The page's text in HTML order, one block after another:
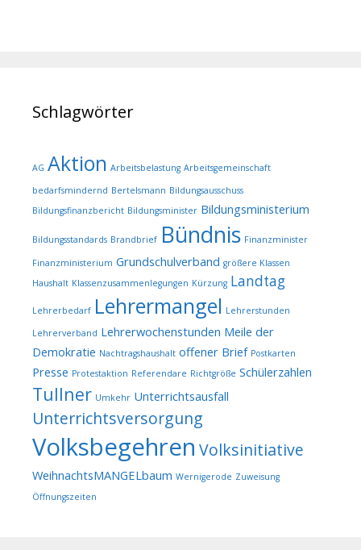
Schlagwörter
AG Aktion Arbeitsbelastung Arbeitsgemeinschaft
bedarfsmindernd Bertelsmann Bildungsausschuss
Bildungsfinanzbericht Bildungsminister Bildungsministerium
Bildungsstandards Brandbrief Bündnis Finanzminister
Finanzministerium Grundschulverband größere Klassen
Haushalt Klassenzusammenlegungen Kürzung Landtag
Lehrerbedarf Lehrermangel Lehrerstunden
Lehrerverband Lehrerwochenstunden Meile der
Demokratie Nachtragshaushalt offener Brief Postkarten
Presse Protestaktion Referendare Richtgröße Schülerzahlen
Tullner Umkehr Unterrichtsausfall
Unterrichtsversorgung
Volksbegehren Volksinitiative
WeihnachtsMANGELbaum Wernigerode Zuweisung
Öffnungszeiten